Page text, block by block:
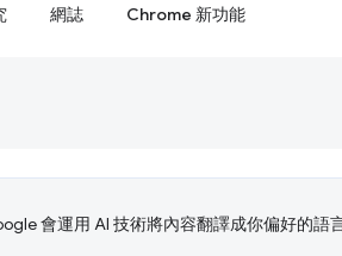
網誌 Chrome 新功能
會運用 AI 技術將內容翻譯成你偏好的語